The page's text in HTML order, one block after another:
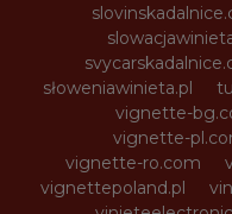
słoweniawinieta.pl
vignette-
vignette-
vignette-ro.com
vignettepoland.pl